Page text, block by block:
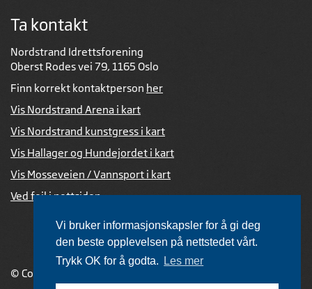
Vi bruker informasjonskapsler for å gi deg
den beste opplevelsen på nettstedet vårt.
Trykk OK for å godta.
Les mer
Ta kontakt
Nordstrand Idrettsforening
Oberst Rodes vei 79, 1165 Oslo
Finn korrekt kontaktperson her
Vis Nordstrand Arena i kart
Vis Nordstrand kunstgress i kart
Vis Hallager og Hundejordet i kart
Vis Mosseveien / Vannsport i kart
Ved feil i nettsiden
© Copyright 2026 |